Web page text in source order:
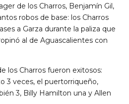
de los Charros, Benjamín Gil,
robos de base: los Charros
a Garza durante la paliza que
al de Aguascalientes con
los Charros fueron exitosos:
3 veces, el puertorriqueño,
3, Billy Hamilton una y Allen